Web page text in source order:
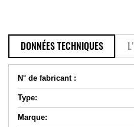
DONNÉES TECHNIQUES
N° de fabricant :
Type:
Marque: